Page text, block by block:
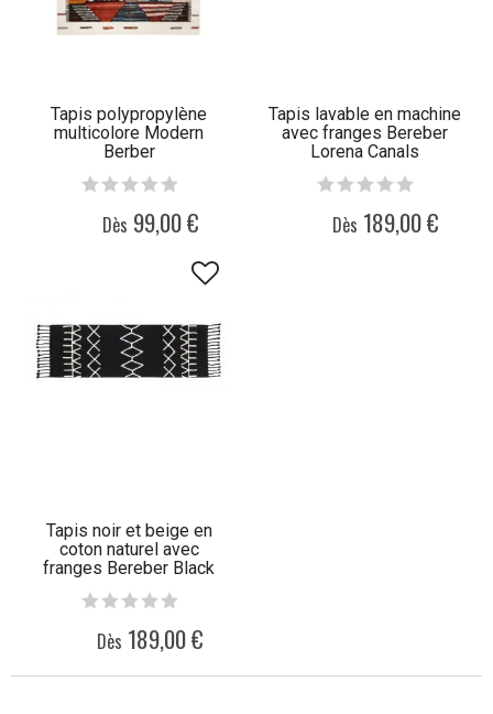
Tapis polypropylène
multicolore Modern
Berber
Dès 99,00 €
Tapis lavable en machine
avec franges Bereber
Lorena Canals
Dès 189,00 €
Tapis noir et beige en
coton naturel avec
franges Bereber Black
Dès 189,00 €